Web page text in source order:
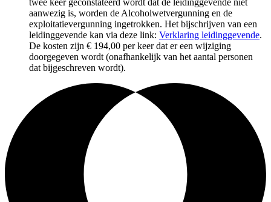
twee keer geconstateerd wordt dat de leidinggevende niet
aanwezig is, worden de Alcoholwetvergunning en de
exploitatievergunning ingetrokken. Het bijschrijven van een
leidinggevende kan via deze link: Verklaring leidinggevende.
De kosten zijn € 194,00 per keer dat er een wijziging
doorgegeven wordt (onafhankelijk van het aantal personen
dat bijgeschreven wordt).